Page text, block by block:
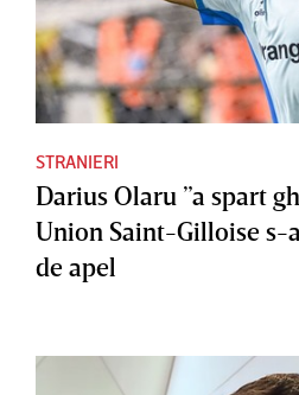
STRANIERI
Darius Olaru ”a spart
Union Saint-Gilloise s-
de apel